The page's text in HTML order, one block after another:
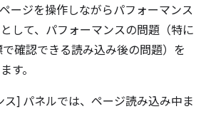
ージを操作しながらパフォーマンス
して、パフォーマンスの問題（特に
確認できる読み込み後の問題）を
す。
] パネルでは、ページ読み込み中ま